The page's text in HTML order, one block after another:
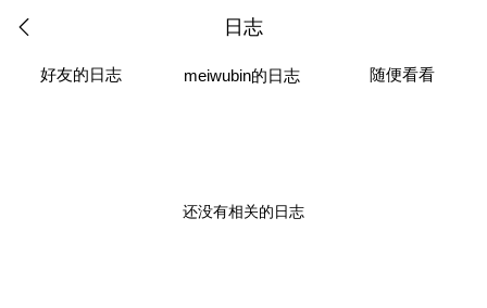
日志
好友的日志 meiwubin的日志 随便看看
还没有相关的日志